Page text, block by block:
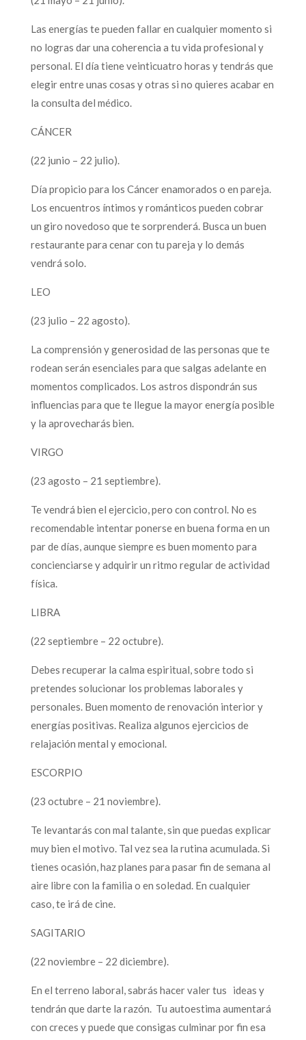
Las energías te pueden fallar en cualquier momento si
no logras dar una coherencia a tu vida profesional y
personal. El día tiene veinticuatro horas y tendrás que
elegir entre unas cosas y otras si no quieres acabar en
la consulta del médico.
CÁNCER
(22 junio – 22 julio).
Día propicio para los Cáncer enamorados o en pareja.
Los encuentros íntimos y románticos pueden cobrar
un giro novedoso que te sorprenderá. Busca un buen
restaurante para cenar con tu pareja y lo demás
vendrá solo.
LEO
(23 julio – 22 agosto).
La comprensión y generosidad de las personas que te
rodean serán esenciales para que salgas adelante en
momentos complicados. Los astros dispondrán sus
influencias para que te llegue la mayor energía posible
y la aprovecharás bien.
VIRGO
(23 agosto – 21 septiembre).
Te vendrá bien el ejercicio, pero con control. No es
recomendable intentar ponerse en buena forma en un
par de días, aunque siempre es buen momento para
concienciarse y adquirir un ritmo regular de actividad
física.
LIBRA
(22 septiembre – 22 octubre).
Debes recuperar la calma espiritual, sobre todo si
pretendes solucionar los problemas laborales y
personales. Buen momento de renovación interior y
energías positivas. Realiza algunos ejercicios de
relajación mental y emocional.
ESCORPIO
(23 octubre – 21 noviembre).
Te levantarás con mal talante, sin que puedas explicar
muy bien el motivo. Tal vez sea la rutina acumulada. Si
tienes ocasión, haz planes para pasar fin de semana al
aire libre con la familia o en soledad. En cualquier
caso, te irá de cine.
SAGITARIO
(22 noviembre – 22 diciembre).
En el terreno laboral, sabrás hacer valer tus ideas y
tendrán que darte la razón. Tu autoestima aumentará
con creces y puede que consigas culminar por fin esa